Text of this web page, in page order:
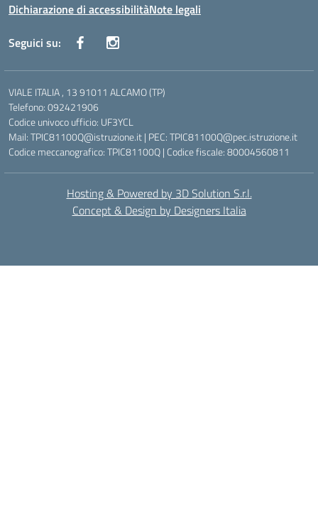
Dichiarazione di accessibilitàNote legali
Seguici su:
VIALE ITALIA , 13 91011 ALCAMO (TP)
Telefono: 092421906
Codice univoco ufficio: UF3YCL
Mail: TPIC81100Q@istruzione.it | PEC: TPIC81100Q@pec.istruzione.it
Codice meccanografico: TPIC81100Q | Codice fiscale: 80004560811
Hosting & Powered by 3D Solution S.r.l.
Concept & Design by Designers Italia